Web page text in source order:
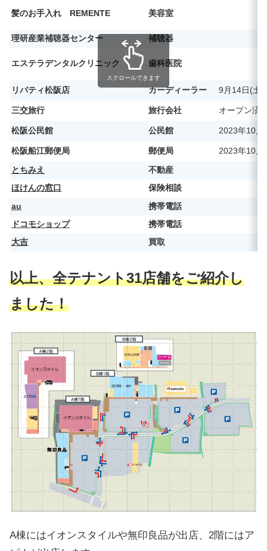
髪のお手入れ REMENTE 美容室
理研産業補聴器センター 補聴器
エステラデンタルクリニック 歯科医院
リバティ松阪店 カーディーラー 9月14日(土)
三交旅行 旅行会社 オープン済
松阪公民館 公民館 2023年10月
松阪船江郵便局 郵便局 2023年10月
とちみえ
不動産
ほけんの窓口
保険相談
au
携帯電話
ドコモショップ
携帯電話
大吉
買取
スクロールできます
以上、全テナント31店舗をご紹介し
ました！
A棟にはイオンスタイルや無印良品が出店、2階にはア